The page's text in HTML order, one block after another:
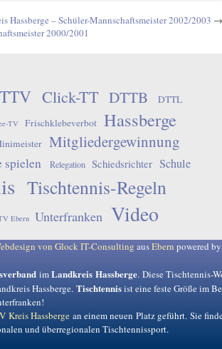
Hassberge – Schüler-Mannschaftsmeister 2002/2003 →
2000/2001
Click-TT DTTB DTTL
TV Frischklebeverbot Hassberge
Mitgliedergewinnung
spielen Relegation Schiedsrichter Schule
Tischtennis-Regeln
Ebern Unterfranken Video
von Glock IT-Consulting ausEbern powered
imLandkreis Hassberge. Diese Tischtennis-
Hassberge. Tischtennisist eine feste Größe im
Kreis Hassberge an einem neuen Platz geführt. Sie
und überregionalen Tischtennissport.